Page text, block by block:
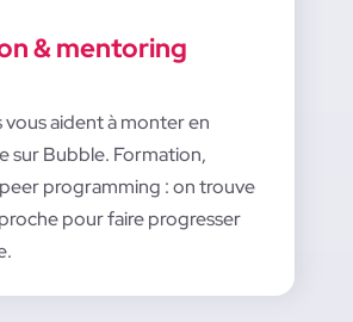
& mentoring
vous aident à monter en
sur Bubble. Formation,
programming : on trouve
pour faire progresser